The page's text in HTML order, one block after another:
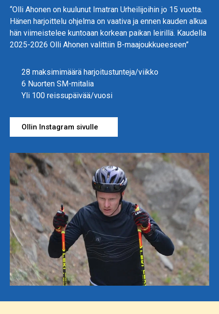
“Olli Ahonen on kuulunut Imatran Urheilijoihin jo 15 vuotta.
Hänen harjoittelu ohjelma on vaativa ja ennen kauden alkua
hän viimeistelee kuntoaan korkean paikan leirillä. Kaudella
2025-2026 Olli Ahonen valittiin B-maajoukkueeseen”
28 maksimimäärä harjoitustunteja/viikko
6 Nuorten SM-mitalia
Yli 100 reissupäivää/vuosi
Ollin Instagram sivulle